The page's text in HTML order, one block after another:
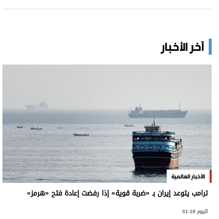
آخر الأخبار
الأخبار العالمية
ترامب يتوعد إيران بـ «ضربة قوية» إذا رفضت إعادة فتح «هرمز»
اليوم 01:18